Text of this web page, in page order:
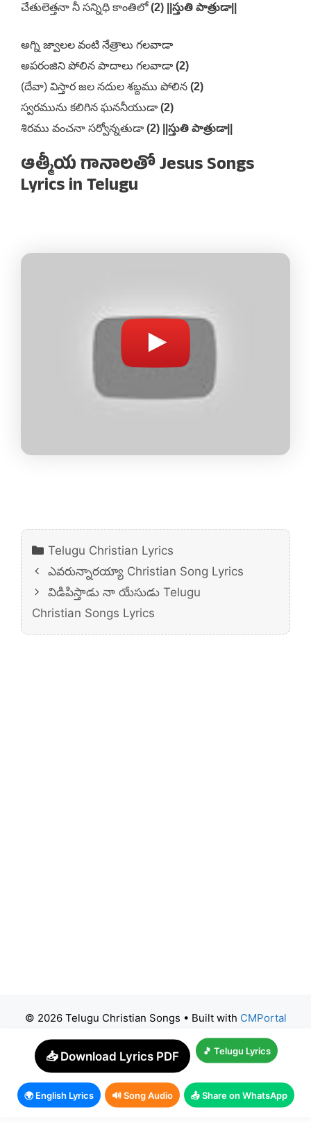
చేతులెత్తనా నీ సన్నిధి కాంతిలో(2) ||స్తుతి పాత్రుడా||
అగ్ని జ్వాలల వంటి నేత్రాలు గలవాడా
అపరంజిని పోలిన పాదాలు గలవాడా (2)
(దేవా) విస్తార జల నదుల శబ్దము పోలిన (2)
స్వరమును కలిగిన ఘననీయుడా (2)
శిరము వంచనా సర్వోన్నతుడా (2) ||స్తుతి పాత్రుడా||
ఆత్మీయ గానాలతో Jesus Songs
Lyrics in Telugu
Categories
Telugu Christian Lyrics
ఎవరున్నారయ్యా Christian Song Lyrics
విడిపిస్తాడు నా యేసుడు Telugu
Christian Songs Lyrics
© 2026 Telugu Christian Songs • Built with CMPortal
📥 Download Lyrics PDF 🎵 Telugu Lyrics
🌍 English Lyrics 🔊 Song Audio 📤 Share on WhatsApp